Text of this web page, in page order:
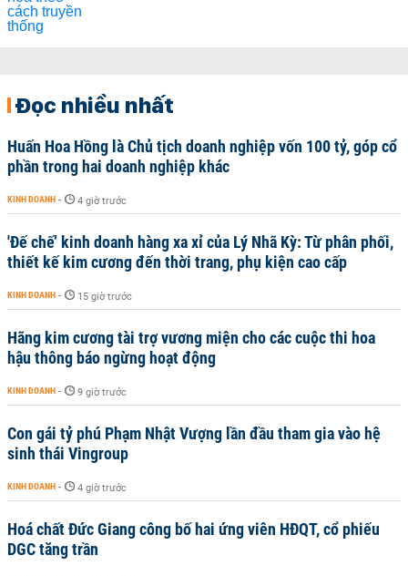
Đọc nhiều nhất
Huấn Hoa Hồng là Chủ tịch doanh nghiệp vốn 100 tỷ, góp cổ
phần trong hai doanh nghiệp khác
KINH DOANH - 4 giờ trước
'Đế chế’ kinh doanh hàng xa xỉ của Lý Nhã Kỳ: Từ phân phối,
thiết kế kim cương đến thời trang, phụ kiện cao cấp
KINH DOANH - 15 giờ trước
Hãng kim cương tài trợ vương miện cho các cuộc thi hoa
hậu thông báo ngừng hoạt động
KINH DOANH - 9 giờ trước
Con gái tỷ phú Phạm Nhật Vượng lần đầu tham gia vào hệ
sinh thái Vingroup
KINH DOANH - 4 giờ trước
Hoá chất Đức Giang công bố hai ứng viên HĐQT, cổ phiếu
DGC tăng trần